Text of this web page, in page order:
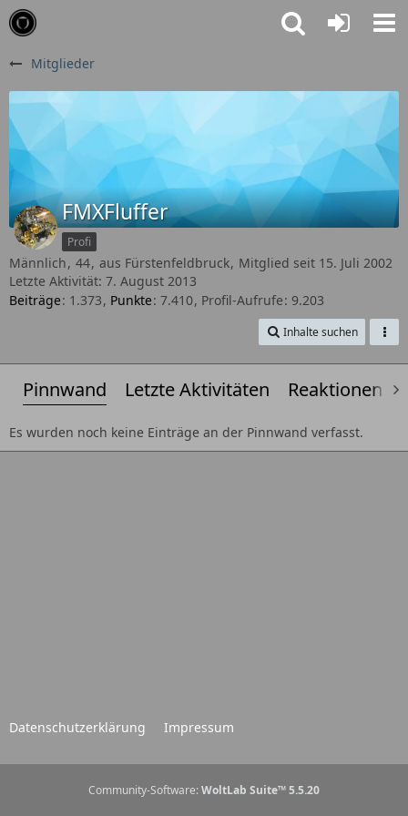
Mitglieder
FMXFluffer
Profi
Männlich 44 aus Fürstenfeldbruck Mitglied seit 15. Juli 2002
Letzte Aktivität: 7. August 2013
Beiträge 1.373 Punkte 7.410 Profil-Aufrufe 9.203
Inhalte suchen
Pinnwand Letzte Aktivitäten Reaktionen
Es wurden noch keine Einträge an der Pinnwand verfasst.
Datenschutzerklärung Impressum
Community-Software: WoltLab Suite™ 5.5.20